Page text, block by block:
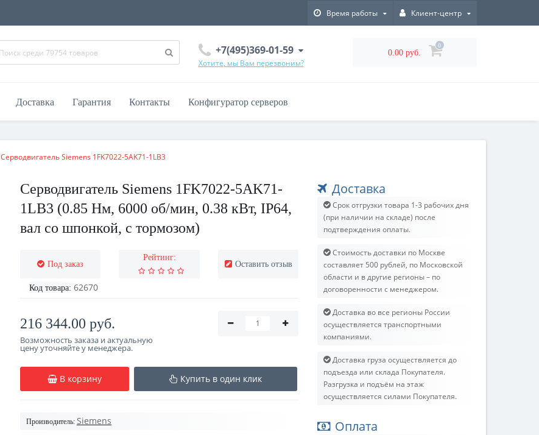
Время работы Клиент-центр
+7(495)369-01-59
Хотите, мы Вам перезвоним?
0.00 руб.
0
Доставка Гарантия Контакты Конфигуратор серверов
Серводвигатель Siemens 1FK7022-5AK71-1LB3
Серводвигатель Siemens 1FK7022-5AK71-
1LB3 (0.85 Нм, 6000 об/мин, 0.38 кВт, IP64,
вал со шпонкой, с тормозом)
Под заказ
Рейтинг:
Оставить отзыв
Код товара: 62670
216 344.00 руб.
Возможность заказа и актуальную
цену уточняйте у менеджера.
В корзину Купить в один клик
Производитель: Siemens
Доставка
Срок отгрузки товара 1-3 рабочих дня
(при наличии на складе) после
подтверждения оплаты.
Стоимость доставки по Москве
составляет 500 рублей, по Московской
области и в другие регионы – по
договоренности с менеджером.
Доставка во все регионы России
осуществляется транспортными
компаниями.
Доставка груза осуществляется до
подъезда или склада Покупателя.
Разгрузка и подъём на этаж
осуществляется силами Покупателя.
Оплата